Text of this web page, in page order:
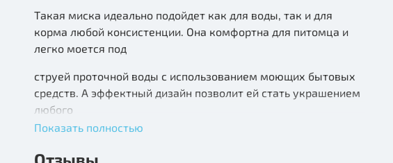
Такая миска идеально подойдет как для воды, так и для
корма любой консистенции. Она комфортна для питомца и
легко моется под
струей проточной воды с использованием моющих бытовых
средств. А эффектный дизайн позволит ей стать украшением
любого
интерьера.
Показать полностью